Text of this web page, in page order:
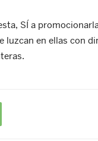
SÍ a
luzcan en ellas con